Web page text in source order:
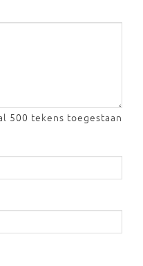
500 tekens toegestaan